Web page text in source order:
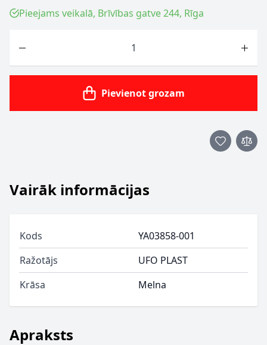
Pieejams veikalā, Brīvības gatve 244, Rīga
Pievienot grozam
Apraksts
Vairāk informācijas
Kods
YA03858-001
Ražotājs
UFO PLAST
Krāsa
Melna